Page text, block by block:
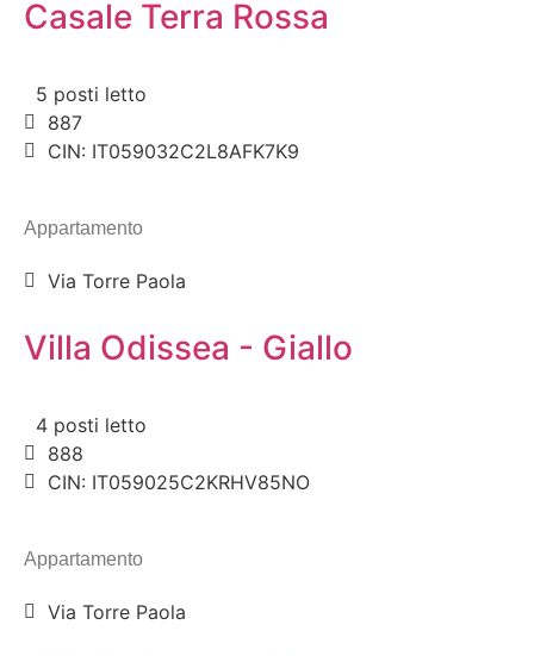
Casale Terra Rossa
5 posti letto
887
CIN: IT059032C2L8AFK7K9
Appartamento
Via Torre Paola
Villa Odissea - Giallo
4 posti letto
888
CIN: IT059025C2KRHV85NO
Appartamento
Via Torre Paola